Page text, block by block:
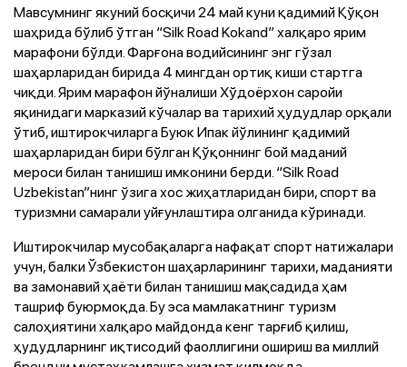
Мавсумнинг якуний босқичи 24 май куни қадимий Қўқон
шаҳрида бўлиб ўтган “Silk Road Kokand” халқаро ярим
марафони бўлди. Фарғона водийсининг энг гўзал
шаҳарларидан бирида 4 мингдан ортиқ киши стартга
чиқди. Ярим марафон йўналиши Хўдоёрхон саройи
яқинидаги марказий кўчалар ва тарихий ҳудудлар орқали
ўтиб, иштирокчиларга Буюк Ипак йўлининг қадимий
шаҳарларидан бири бўлган Қўқоннинг бой маданий
мероси билан танишиш имконини берди. “Silk Road
Uzbekistan”нинг ўзига хос жиҳатларидан бири, спорт ва
туризмни самарали уйғунлаштира олганида кўринади.
Иштирокчилар мусобақаларга нафақат спорт натижалари
учун, балки Ўзбекистон шаҳарларининг тарихи, маданияти
ва замонавий ҳаёти билан танишиш мақсадида ҳам
ташриф буюрмоқда. Бу эса мамлакатнинг туризм
салоҳиятини халқаро майдонда кенг тарғиб қилиш,
ҳудудларнинг иқтисодий фаоллигини ошириш ва миллий